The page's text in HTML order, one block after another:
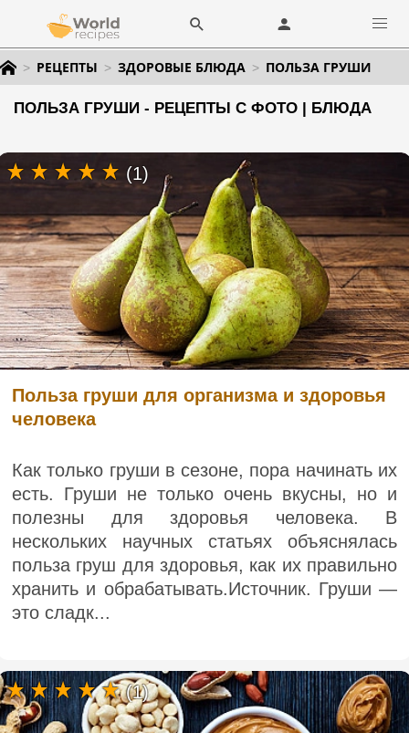
РЕЦЕПТЫ ЗДОРОВЫЕ БЛЮДА ПОЛЬЗА ГРУШИ
ПОЛЬЗА ГРУШИ - РЕЦЕПТЫ С ФОТО | БЛЮДА
Польза груши для организма и здоровья
человека
Как только груши в сезоне, пора начинать их
есть. Груши не только очень вкусны, но и
полезны для здоровья человека. В
нескольких научных статьях объяснялась
польза груш для здоровья, как их правильно
хранить и обрабатывать.Источник. Груши —
это сладк...
(1)
(1)